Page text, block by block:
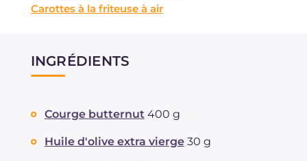
Carottes à la friteuse à air
INGRÉDIENTS
Courge butternut 400 g
Huile d'olive extra vierge 30 g